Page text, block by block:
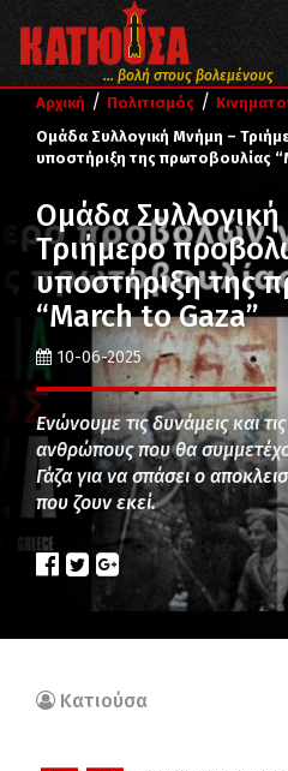
... βολή στους βολεμένους
Αρχική / Πολιτισμός /
Ομάδα Συλλογική Μνήμη –
υποστήριξη της πρωτοβουλίας
Ομάδα
Τριήμερο
υποστήριξη της
“March to Gaza”
10-06-2025
Ενώνουμε τις δυνάμεις και
ανθρώπους που θα
Γάζα για να σπάσει ο
που ζουν εκεί.
Κατιούσα